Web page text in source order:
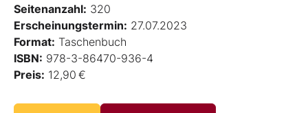
Seitenanzahl: 320
Erscheinungstermin: 27.07.2023
Format: Taschenbuch
ISBN: 978-3-86470-936-4
Preis: 12,90 €